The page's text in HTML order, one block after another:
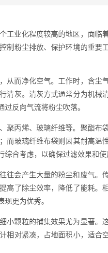
工业化程度较高的地区，面临
制粉尘排放、保护环境的重要
从而净化空气。工作时，含尘
清灰。清灰方式通常分为机械
反向气流将粉尘吹落。
聚丙烯、玻璃纤维等。聚酯布
而玻璃纤维布袋则因其耐高温
合考虑，以确保过滤效果和使
往会产生大量的粉尘和废气。
高了除尘效率，降低了能耗。
更为优秀。
小颗粒的捕集效果尤为显著。
相对紧凑，占地面积小，适合